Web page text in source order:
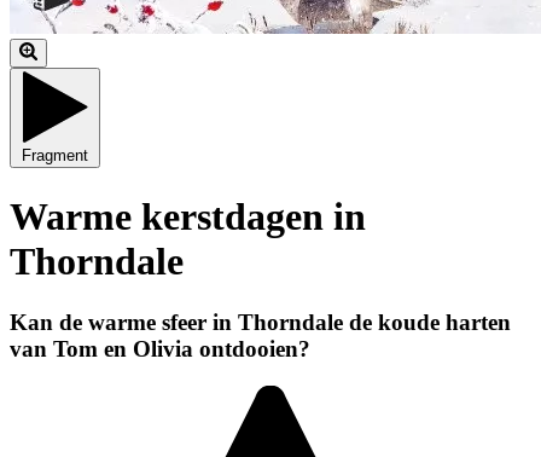
Fragment
Warme kerstdagen in
Thorndale
Kan de warme sfeer in Thorndale de koude harten
van Tom en Olivia ontdooien?